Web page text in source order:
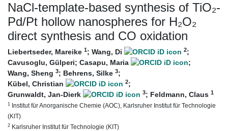
NaCl-template-based synthesis of TiO₂-
Pd/Pt hollow nanospheres for H₂O₂
direct synthesis and CO oxidation
Liebertseder, Mareike 1; Wang, Di 2;
Cavusoglu, Gülperi; Casapu, Maria
;
Wang, Sheng 3; Behrens, Silke 3;
Kübel, Christian
2;
Grunwaldt, Jan-Dierk
3; Feldmann, Claus 1
1 Institut für Anorganische Chemie (AOC), Karlsruher Institut für Technologie
(KIT)
2 Karlsruher Institut für Technologie (KIT)